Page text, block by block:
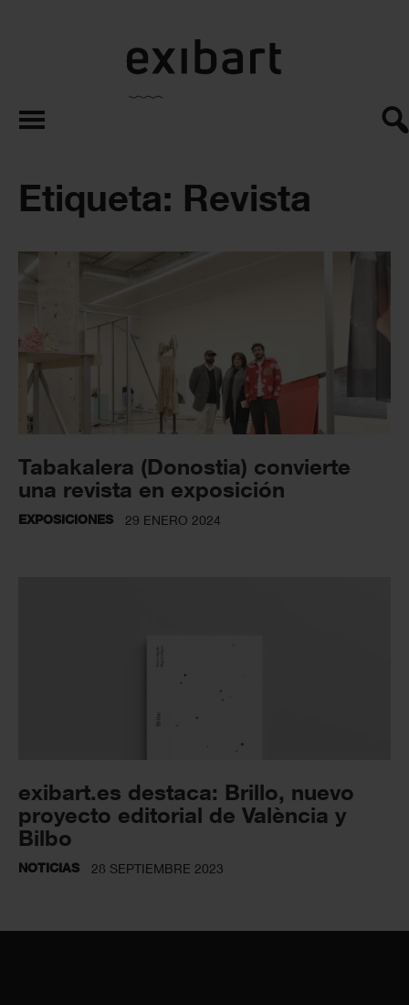
exibart.es
Etiqueta: Revista
Tabakalera (Donostia) convierte
una revista en exposición
EXPOSICIONES 29 ENERO 2024
exibart.es destaca: Brillo, nuevo
proyecto editorial de València y
Bilbo
NOTICIAS 28 SEPTIEMBRE 2023